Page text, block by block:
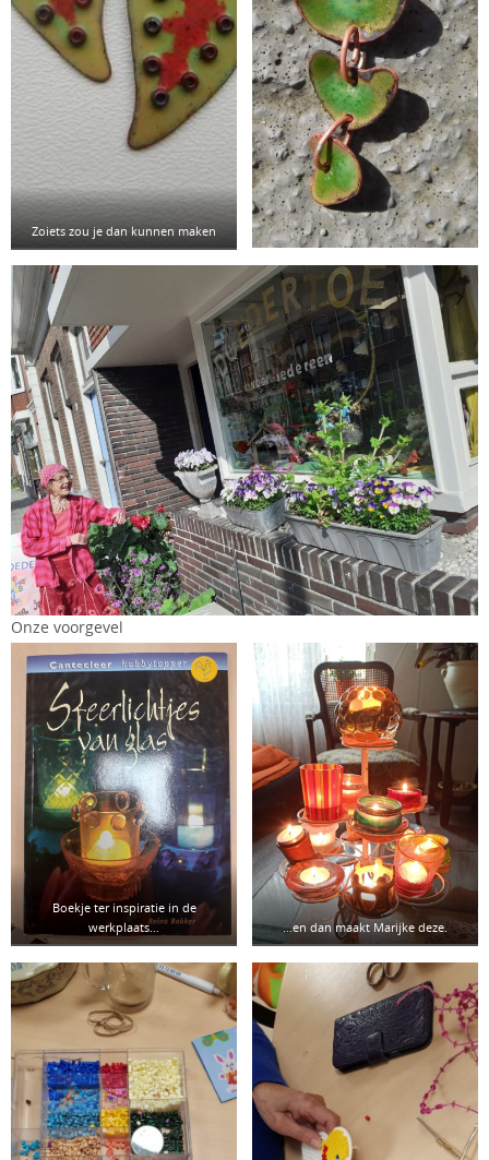
Zoiets zou je dan kunnen maken
Onze voorgevel
Boekje ter inspiratie in de
werkplaats…
…en dan maakt Marijke deze.